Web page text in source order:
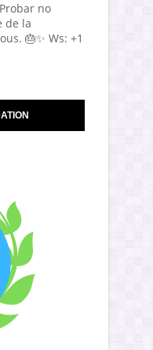
no
de la
🎂✨ Ws: +1